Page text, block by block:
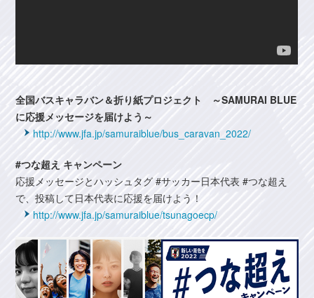
全国バスキャラバン＆折り紙プロジェクト ～SAMURAI BLUE
に応援メッセージを届けよう～
http://www.jfa.jp/samuraiblue/bus_caravan_2022/
#つな超え キャンペーン
応援メッセージとハッシュタグ #サッカー日本代表 #つな超え
で、投稿して日本代表に応援を届けよう！
http://www.jfa.jp/samuraiblue/tsunagoecp/